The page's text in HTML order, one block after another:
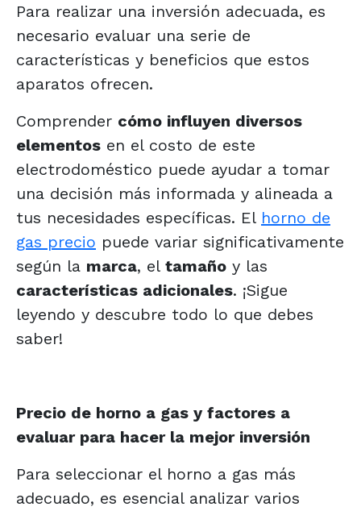
Para realizar una inversión adecuada, es
necesario evaluar una serie de
características y beneficios que estos
aparatos ofrecen.
Comprender cómo influyen diversos
elementos en el costo de este
electrodoméstico puede ayudar a tomar
una decisión más informada y alineada a
tus necesidades específicas. El horno de
gas precio puede variar significativamente
según la marca, el tamaño y las
características adicionales. ¡Sigue
leyendo y descubre todo lo que debes
saber!
Precio de horno a gas y factores a
evaluar para hacer la mejor inversión
Para seleccionar el horno a gas más
adecuado, es esencial analizar varios